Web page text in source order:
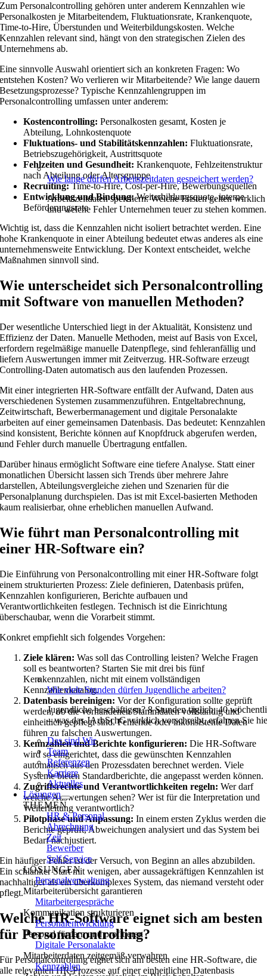
Wie lange dürfen Arbeitszeitdaten gespeichert werden?
Arbeitszeitdaten speichern: Welche Fristen gelten wirklich
und welche Fehler Unternehmen teuer zu stehen kommen.
Wie viele Stunden dürfen Jugendliche arbeiten?
Jugendliche beschäftigen? 8 Stunden täglich, 40
– was das JArbSchG wirklich vorschreibt, erfahren Sie
Das sind Wir
Team
Referenzen
Karriere
Aktuelles
Lösungen
THEMEN
HR & Personal
Abrechnung
Zeit
Bewerber
Self Service
LÖSUNGEN
Personalverwaltung
Mitarbeiterübersicht garantieren
Mitarbeitergespräche
Kommunikation strukturieren
Personalentwicklung
Personal fördern und profitieren
Digitale Personalakte
Mitarbeiterdaten zeitgemäß verwahren
Kennzahlen
Zum Personalcontrolling gehören unter anderem Kennzahlen wie
Personalkosten je Mitarbeitendem, Fluktuationsrate, Krankenquote,
Time-to-Hire, Überstunden und Weiterbildungskosten. Welche
Kennzahlen relevant sind, hängt von den strategischen Zielen des
Unternehmens ab.
Eine sinnvolle Auswahl orientiert sich an konkreten Fragen: Wo
entstehen Kosten? Wo verlieren wir Mitarbeitende? Wie lange dauern
Besetzungsprozesse? Typische Kennzahlengruppen im
Personalcontrolling umfassen unter anderem:
Kostencontrolling: Personalkosten gesamt, Kosten je
Abteilung, Lohnkostenquote
Fluktuations- und Stabilitätskennzahlen: Fluktuationsrate,
Betriebszugehörigkeit, Austrittsquote
Fehlzeiten und Gesundheit: Krankenquote, Fehlzeitenstruktur
nach Abteilung oder Altersgruppe
Recruiting:Time-to-Hire, Cost-per-Hire, Bewerbungsquellen
Entwicklung und Bindung:Weiterbildungsquote, interne
Beförderungsrate
Wichtig ist, dass die Kennzahlen nicht isoliert betrachtet werden. Eine
hohe Krankenquote in einer Abteilung bedeutet etwas anderes als eine
unternehmensweite Entwicklung. Der Kontext entscheidet, welche
Maßnahmen sinnvoll sind.
Wie unterscheidet sich Personalcontrolling
mit Software von manuellen Methoden?
Der wesentliche Unterschied liegt in der Aktualität, Konsistenz und
Effizienz der Daten. Manuelle Methoden, meist auf Basis von Excel,
erfordern regelmäßige manuelle Datenpflege, sind fehleranfällig und
liefern Auswertungen immer mit Zeitverzug. HR-Software erzeugt
Controlling-Daten automatisch aus den laufenden Prozessen.
Mit einer integrierten HR-Software entfällt der Aufwand, Daten aus
verschiedenen Systemen zusammenzuführen. Entgeltabrechnung,
Zeitwirtschaft, Bewerbermanagement und digitale Personalakte
arbeiten auf einer gemeinsamen Datenbasis. Das bedeutet: Kennzahlen
sind konsistent, Berichte können auf Knopfdruck abgerufen werden,
und Fehler durch manuelle Übertragung entfallen.
Darüber hinaus ermöglicht Software eine tiefere Analyse. Statt einer
monatlichen Übersicht lassen sich Trends über mehrere Jahre
darstellen, Abteilungsvergleiche ziehen und Szenarien für die
Personalplanung durchspielen. Das ist mit Excel-basierten Methoden
kaum realisierbar, ohne erheblichen manuellen Aufwand.
Wie führt man Personalcontrolling mit
einer HR-Software ein?
Die Einführung von Personalcontrolling mit einer HR-Software folgt
einem strukturierten Prozess: Ziele definieren, Datenbasis prüfen,
Kennzahlen konfigurieren, Berichte aufbauen und
Verantwortlichkeiten festlegen. Technisch ist die Einrichtung
überschaubar, wenn die Vorarbeit stimmt.
Konkret empfiehlt sich folgendes Vorgehen:
Ziele klären: Was soll das Controlling leisten? Welche Fragen
soll es beantworten? Starten Sie mit drei bis fünf
Kernkennzahlen, nicht mit einem vollständigen
Kennzahlenkatalog.
Datenbasis bereinigen: Vor der Konfiguration sollte geprüft
werden, ob die vorhandenen Stammdaten vollständig und
einheitlich gepflegt sind. Fehlende oder inkonsistente Daten
führen zu falschen Auswertungen.
Kennzahlen und Berichte konfigurieren: Die HR-Software
wird so eingerichtet, dass die gewünschten Kennzahlen
automatisch aus den Prozessdaten berechnet werden. Viele
Systeme bieten Standardberichte, die angepasst werden können.
Zugriffsrechte und Verantwortlichkeiten regeln: Wer darf
welche Auswertungen sehen? Wer ist für die Interpretation und
Weiterleitung verantwortlich?
Pilotphase und Anpassung: In einem ersten Zyklus werden die
Berichte geprüft, Abweichungen analysiert und das System bei
Bedarf nachjustiert.
Ein häufiger Fehler ist der Versuch, von Beginn an alles abzubilden.
Ein schlanker Start mit wenigen, aber aussagekräftigen Kennzahlen ist
nachhaltiger als ein überkomplexes System, das niemand versteht oder
pflegt.
Welche HR-Software eignet sich am besten
für Personalcontrolling?
Für Personalcontrolling eignet sich am besten eine HR-Software, die
alle relevanten HR-Prozesse auf einer einheitlichen Datenbasis